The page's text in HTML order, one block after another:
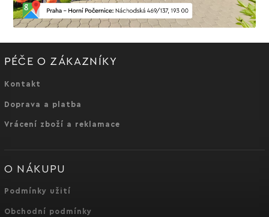
PÉČE O ZÁKAZNÍKY
Kontakt
Doprava a platba
Vrácení zboží a reklamace
O NÁKUPU
Podmínky užití
Obchodní podmínky